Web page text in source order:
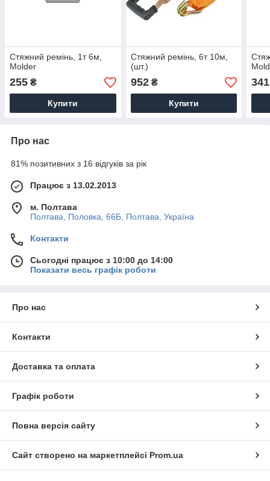
Стяжний ремінь, 1т 6м,
Molder
255 ₴
Купити
Стяжний ремінь, 6т 10м,
(шт.)
952₴
Купити
341
Про нас
81% позитивних з 16 відгуків за рік
Працює з 13.02.2013
м. Полтава
Полтава, Половка, 66Б, Полтава, Україна
Контакти
Сьогодні працює з 10:00 до 14:00
Показати весь графік роботи
Про нас
Контакти
Доставка та оплата
Графік роботи
Повна версія сайту
Сайт створено на маркетплейсі Prom.ua